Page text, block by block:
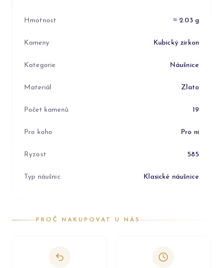
Hmotnost ≈ 2.03 g
Kameny Kubický zirkon
Kategorie Náušnice
Materiál Zlato
Počet kamenů 19
Pro koho Pro ni
Ryzost 585
Typ náušnic Klasické náušnice
PROČ NAKUPOVAT U NÁS